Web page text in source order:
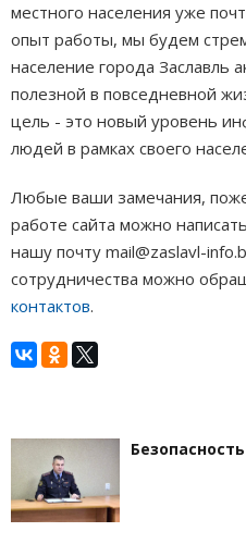
местного населения уже
опыт работы, мы будем
население города Заславль
полезной в повседневной
цель - это новый уровень
людей в рамках своего
Любые ваши замечания,
работе сайта можно
нашу почту mail@zaslavl-
сотрудничества можно
контактов.